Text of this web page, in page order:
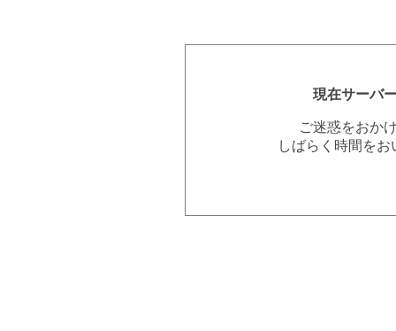
現在サーバ
ご迷惑をおか
しばらく時間を